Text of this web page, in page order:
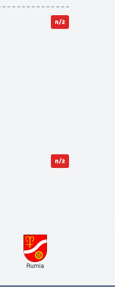
n/ż
n/ż
Rumia